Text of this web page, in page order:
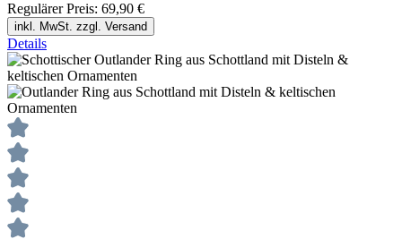
Regulärer Preis: 69,90 €
inkl. MwSt. zzgl. Versand
Details